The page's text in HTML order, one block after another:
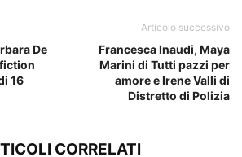
De
16
Articolo successivo
Francesca Inaudi, Maya
Marini di Tutti pazzi per
amore e Irene Valli di
Distretto di Polizia
CORRELATI